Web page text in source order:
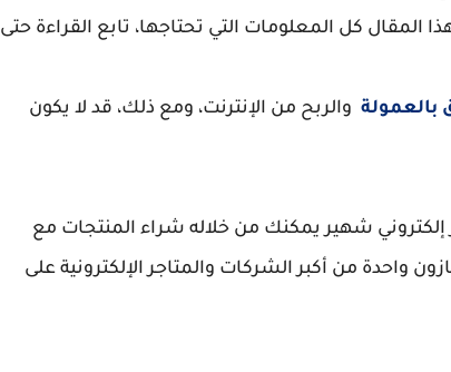
كل المعلومات التي تحتاجها، تابع القراءة حتى
بالعمولة والربح من الإنترنت، ومع ذلك، قد لا يكون
شهير يمكنك من خلاله شراء المنتجات مع
واحدة من أكبر الشركات والمتاجر الإلكترونية على